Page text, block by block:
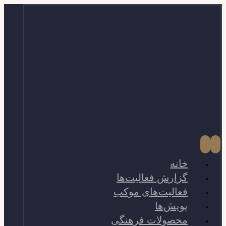
خانه
گزارش فعالیت‌ها
فعالیت‌های موکب
پویش‌ها
محصولات فرهنگی